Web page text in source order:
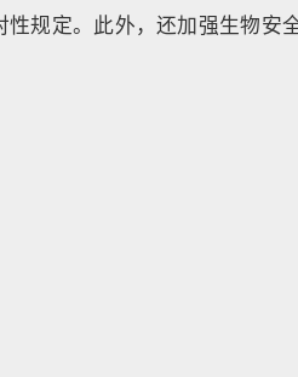
规定。此外，还加强生物安